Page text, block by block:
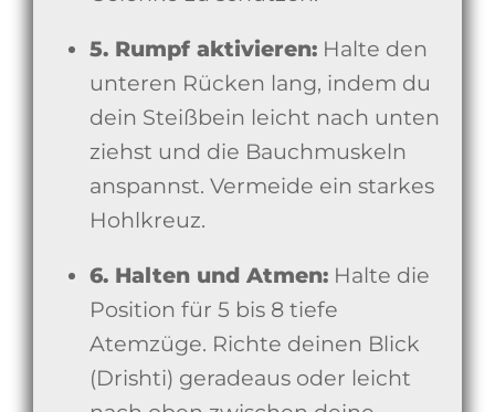
5. Rumpf aktivieren:Halte den
unteren Rücken lang, indem du
dein Steißbein leicht nach unten
ziehst und die Bauchmuskeln
anspannst. Vermeide ein starkes
Hohlkreuz.
6. Halten und Atmen:Halte die
Position für 5 bis 8 tiefe
Atemzüge. Richte deinen Blick
(Drishti) geradeaus oder leicht